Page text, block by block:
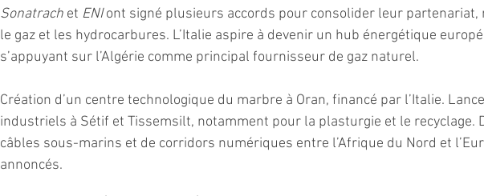
Sonatrach et ENI ont signé plusieurs accords pour consolider leur partenariat,
le gaz et les hydrocarbures. L’Italie aspire à devenir un hub énergétique
s’appuyant sur l’Algérie comme principal fournisseur de gaz naturel.
Création d’un centre technologique du marbre à Oran, financé par l’Italie.
industriels à Sétif et Tissemsilt, notamment pour la plasturgie et le recyclage.
câbles sous-marins et de corridors numériques entre l’Afrique du Nord et
annoncés.